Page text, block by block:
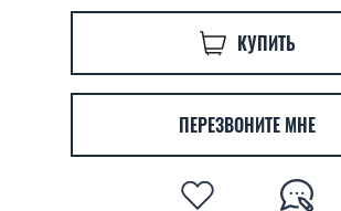
КУПИТЬ
ПЕРЕЗВОНИТЕ МНЕ